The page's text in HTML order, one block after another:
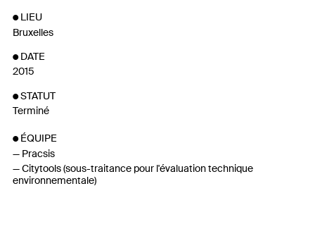
LIEU
Bruxelles
DATE
2015
STATUT
Terminé
ÉQUIPE
Pracsis
Citytools (sous-traitance pour l'évaluation technique
environnementale)